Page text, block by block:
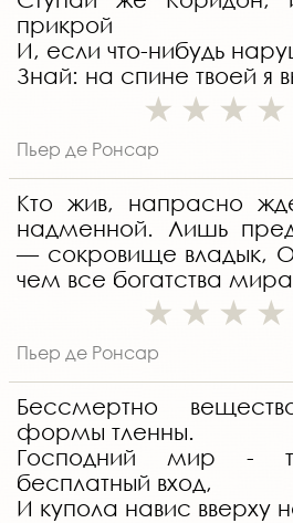
прикрой
И, если что-нибудь
Знай: на спине твоей я
Пьер де Ронсар
Кто жив, напрасно
надменной. Лишь
— сокровище владык,
чем все богатства
Пьер де Ронсар
Бессмертно
формы тленны.
Господний мир -
бесплатный вход,
И купола навис вверху